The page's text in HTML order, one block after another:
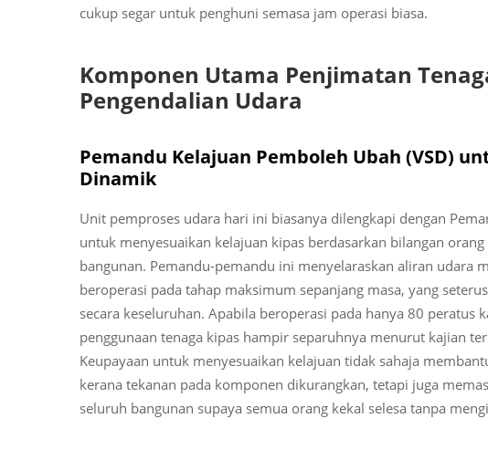
cukup segar untuk penghuni semasa jam operasi biasa.
Komponen Utama Penjimatan
Pengendalian Udara
Pemandu Kelajuan Pemboleh Ubah (VSD)
Dinamik
Unit pemproses udara hari ini biasanya dilengkapi dengan
untuk menyesuaikan kelajuan kipas berdasarkan bilangan
bangunan. Pemandu-pemandu ini menyelaraskan aliran udara
beroperasi pada tahap maksimum sepanjang masa, yang
secara keseluruhan. Apabila beroperasi pada hanya 80 peratus
penggunaan tenaga kipas hampir separuhnya menurut kajian
Keupayaan untuk menyesuaikan kelajuan tidak sahaja
kerana tekanan pada komponen dikurangkan, tetapi juga
seluruh bangunan supaya semua orang kekal selesa tanpa